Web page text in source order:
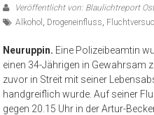
Veröffentlicht von: Blaulichtreport
Alkohol , Drogeneinfluss,
Neuruppin. Eine Polizeibeamtin
einen 34-Jährigen in Gewahrsam
zuvor in Streit mit seiner
handgreiflich wurde. Auf seiner
gegen 20.15 Uhr in der Artur-